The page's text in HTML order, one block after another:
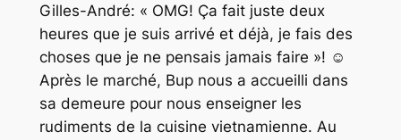
Gilles-André: « OMG! Ça fait juste deux
heures que je suis arrivé et déjà, je fais des
choses que je ne pensais jamais faire »! ☺️
Après le marché, Bup nous a accueilli dans
sa demeure pour nous enseigner les
rudiments de la cuisine vietnamienne. Au